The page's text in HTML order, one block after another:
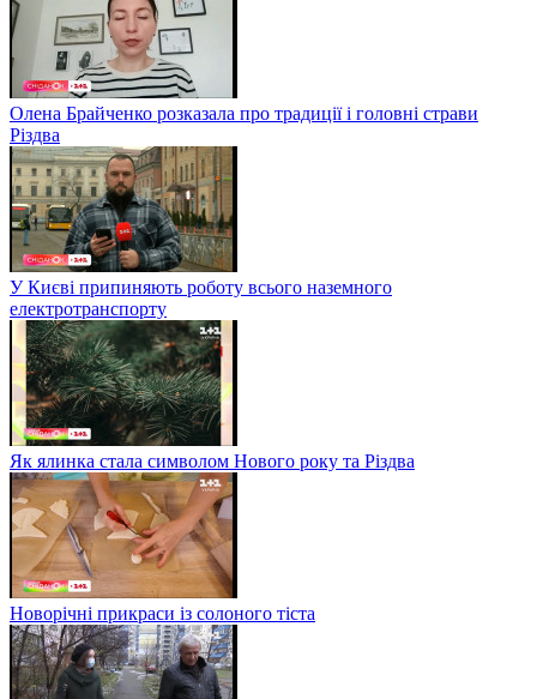
Олена Брайченко розказала про традиції і головні страви
Різдва
У Києві припиняють роботу всього наземного
електротранспорту
Як ялинка стала символом Нового року та Різдва
Новорічні прикраси із солоного тіста